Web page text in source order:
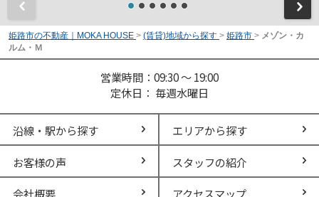
姫路市の不動産｜MOKA HOUSE > (賃貸)地域から探す > 姫路市 > メゾン・カ
ルム・Ｍ
営業時間：09:30 ～ 19:00
定休日： 毎週水曜日
沿線・駅から探す エリアから探す
お客様の声 スタッフの紹介
会社概要 アクセスマップ